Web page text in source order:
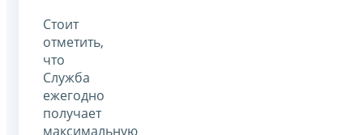
Стоит
отметить,
что
Служба
ежегодно
получает
максимальную